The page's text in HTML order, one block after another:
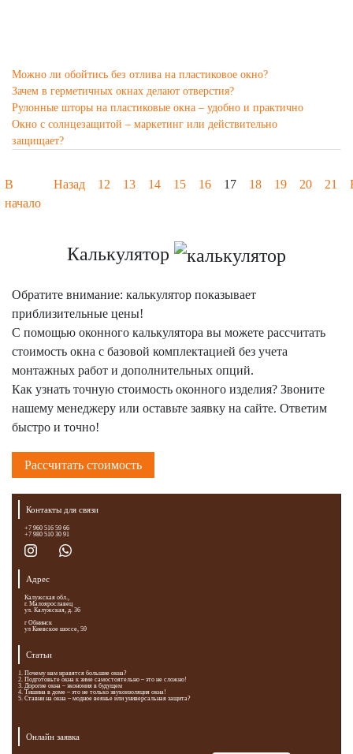
Можно ли обойтись без отлива на пластиковое окно?
Зачем в герметичных окнах делают отверстия?
Рулонные шторы на пластиковые окна – удобно и практично
Окно с солнцезащитой – маркетинг или действительно
защищает?
В
начало
Назад 12 13 14 15 16 17 18 19 20 21
Калькулятор
Обратите внимание: калькулятор показывает
приблизительные цены!
С помощью оконного калькулятора вы можете рассчитать
стоимость окна с базовой комплектацией без учета
монтажных работ и дополнительных опций.
Как узнать точную стоимость оконного изделия? Звоните
нашему менеджеру или оставьте заявку на сайте. Ответим
быстро и точно!
Рассчитать стоимость
Контакты для связи
+7 960 516 59 66
+7 980 510 30 91
Адрес
Калужская обл.,
г. Малоярославец
ул. Калужская, д. 36
г Обнинск
ул Киевское шоссе, 59
Статьи
Почему нам нравятся большие окна?
Подготовьте окна к зиме самостоятельно – это не сложно!
Дорогие окна – экономия в будущем
Тишина в доме – это не только звукоизоляция окна!
Ставни на окна – модное веянье или универсальная защита?
Онлайн заявка